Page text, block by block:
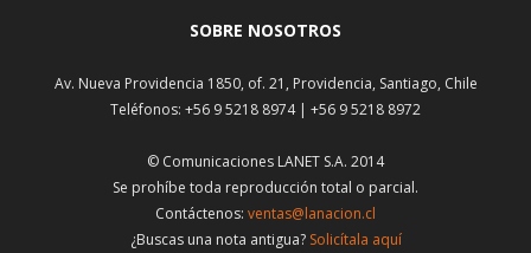
SOBRE NOSOTROS
Av. Nueva Providencia 1850, of. 21, Providencia, Santiago, Chile
Teléfonos: +56 9 5218 8974 | +56 9 5218 8972
© Comunicaciones LANET S.A. 2014
Se prohíbe toda reproducción total o parcial.
Contáctenos: ventas@lanacion.cl
¿Buscas una nota antigua? Solicítala aquí